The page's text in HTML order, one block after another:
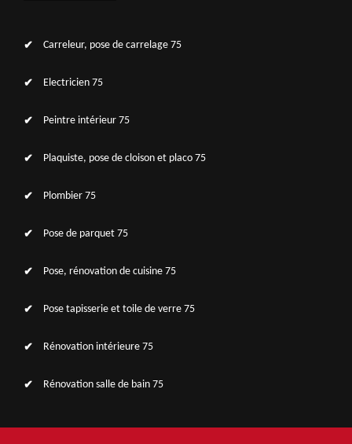
Carreleur, pose de carrelage 75
Electricien 75
Peintre intérieur 75
Plaquiste, pose de cloison et placo 75
Plombier 75
Pose de parquet 75
Pose, rénovation de cuisine 75
Pose tapisserie et toile de verre 75
Rénovation intérieure 75
Rénovation salle de bain 75